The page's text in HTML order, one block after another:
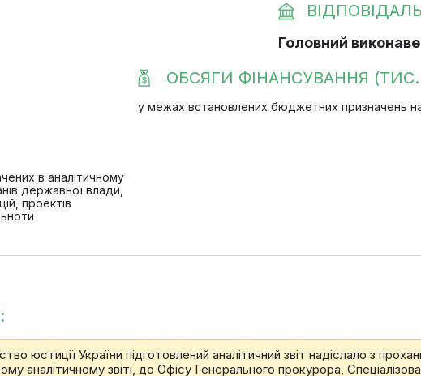
Головний
ОБСЯГИ ФІНАНСУВАННЯ (ТИС.
у межах встановлених бюджетних призначень на
в аналітичному
державної влади,
проектів
юстиції України підготовлений аналітичний звіт надіслало з
аналітичному звіті, до Офісу Генерального прокурора,